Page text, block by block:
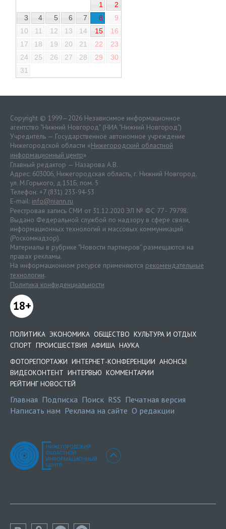
1
2
3
4 5 6 7 8
9
10
11 12 13 14 15
16
17
18 19 20 21 22
23
24
25 26 27 28 29
30
31
Copyright © 1999—2026 Независимое информационное
агентство "Нижний Новгород" (НИА "Нижний Новгород")
Учредитель — Государственное автономное учреждение
Нижегородской области «Нижегородский областной
информационный центр»
Главный редактор — Назарова А.В.
Адрес: 603006, Нижегородская область, г. Нижний Новгород.
ул. М.Горького, д.151Б, пом. 5
Телефон: +7 (831) 233-94-53
E-mail: info@niann.ru
Реестровая запись СМИ от 31.12.2020 ЭЛ № ФС 77 - 79798.
Выдано Федеральной службой по надзору в сфере связи,
информационных технологий и массовых коммуникаций
(Роскомнадзор).
Материалы в рубрике "Новости партнеров" размещаются на
правах рекламы.
На информационном ресурсе применяются рекомендательные
технологии.
Политика конфиденциальности
18+
ПОЛИТИКА ЭКОНОМИКА ОБЩЕСТВО КУЛЬТУРА И ОТДЫХ
СПОРТ ПРОИСШЕСТВИЯ АФИША НАУКА
ФОТОРЕПОРТАЖИ ИНТЕРНЕТ-КОНФЕРЕНЦИИ АНОНСЫ
ВИДЕОКОНТЕНТ ИНТЕРВЬЮ КОММЕНТАРИИ
РЕЙТИНГ НОВОСТЕЙ
Главная Подписка Поиск RSS Печатная версия
Написать нам Реклама на сайте О редакции